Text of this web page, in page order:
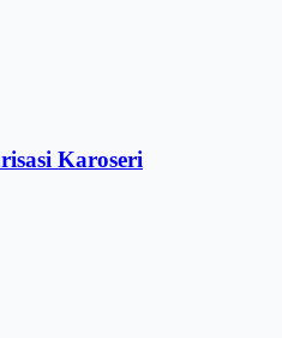
Karoseri